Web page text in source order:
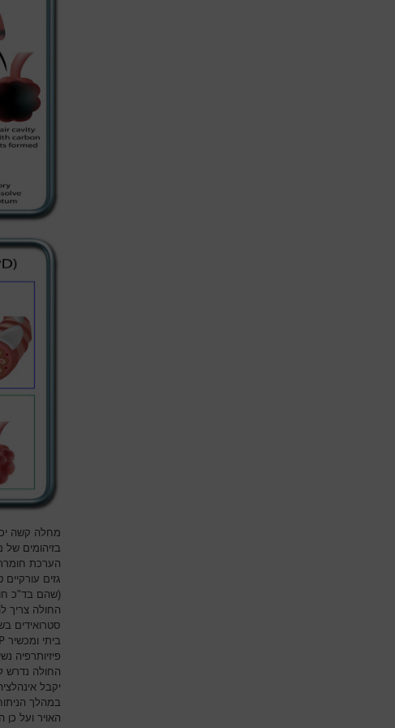
מחלה קשה
בזיהומים
הערכת
גזים
(שהם בד"כ
החולה צריך
סטרואידים
ביתי ומכשיר
פיזיותרפיה
החולה נדרש
יקבל
במהלך
האויר ועל